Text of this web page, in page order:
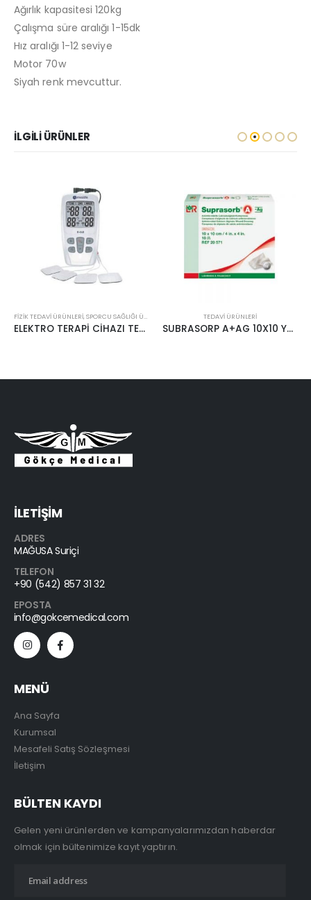
Ağırlık kapasitesi 120kg
Çalışma süre aralığı 1-15dk
Hız aralığı 1-12 seviye
Motor 70w
Siyah renk mevcuttur.
İLGILI ÜRÜNLER
FIZIK TEDAVI ÜRÜNLERI,SPORCU SAĞLIĞI ÜRÜNLERI TEDAVI ÜRÜNLERI
ELEKTRO TERAPİ CİHAZI TENS-EMS-MASAJ R-C4D
TEDAVI ÜRÜNLERI
SUBRASORP A+AG 10X10 YARA BAKIM BANDI
İLETİŞİM
ADRES
MAĞUSA Suriçi
TELEFON
+90 (542) 857 31 32
EPOSTA
info@gokcemedical.com
MENÜ
Ana Sayfa
Kurumsal
Mesafeli Satış Sözleşmesi
İletişim
BÜLTEN KAYDI
Gelen yeni ürünlerden ve kampanyalarımızdan haberdar
olmak için bültenimize kayıt yaptırın.